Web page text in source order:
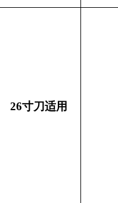
26寸刀适用